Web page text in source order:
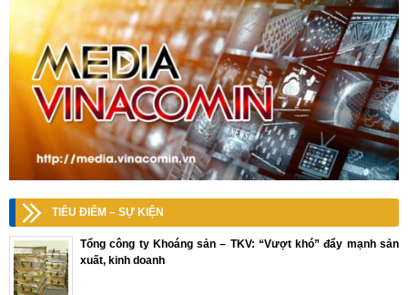
TIÊU ĐIỂM – SỰ KIỆN
Tổng công ty Khoáng sản – TKV: “Vượt khó” đẩy mạnh sản
xuất, kinh doanh